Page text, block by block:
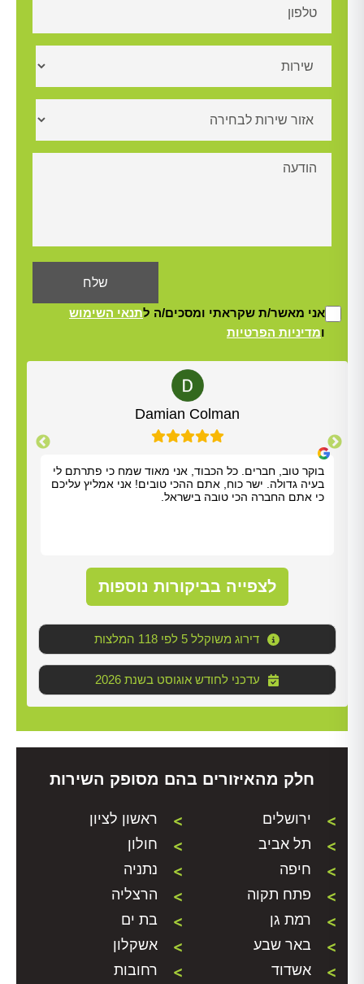
אני מאשר/ת שקראתי ומסכים/ה לתנאי השימוש
ומדיניות הפרטיות
Damian Colman
בוקר טוב, חברים. כל הכבוד, אני מאוד שמח כי פתרתם לי
בעיה גדולה. ישר כוח, אתם ההכי טובים! אני אמליץ עליכם
כי אתם החברה הכי טובה בישראל.
לצפייה בביקורות נוספות
דירוג משוקלל 5 לפי 118 המלצות
2026 עדכני לחודש אוגוסט בשנת
חלק מהאיזורים בהם מסופק השירות
ירושלים
ראשון לציון
תל אביב
חולון
חיפה
נתניה
פתח תקוה
הרצליה
רמת גן
בת ים
באר שבע
אשקלון
אשדוד
רחובות